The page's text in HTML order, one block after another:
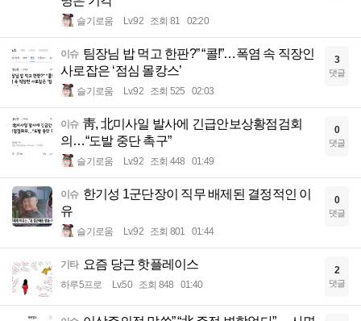
슬기로움 Lv.92 조회 81 02:20
이슈 팀장님 밥 먹고 한판?” “콜!”…폭염 속 직장인
사로잡은 ‘점심 몰캉스’
슬기로움 Lv.92 조회 525 02:03
3
댓글
이슈 靑, 北미사일 발사에 긴급안보상황점검회
의…“도발 중단 촉구”
슬기로움 Lv.92 조회 448 01:49
0
댓글
이슈 한기성 1군단장이 직무 배제된 결정적인 이
유
슬기로움 Lv.92 조회 801 01:44
0
댓글
기타 요즘 당근 핫플레이스
하루5프로 Lv.50 조회 848 01:40
2
댓글